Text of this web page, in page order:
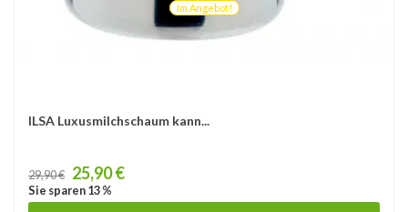
Im Angebot!
ILSA Luxusmilchschaum kann...
Price
29,90 € 25,90 €
Sie sparen 13 %